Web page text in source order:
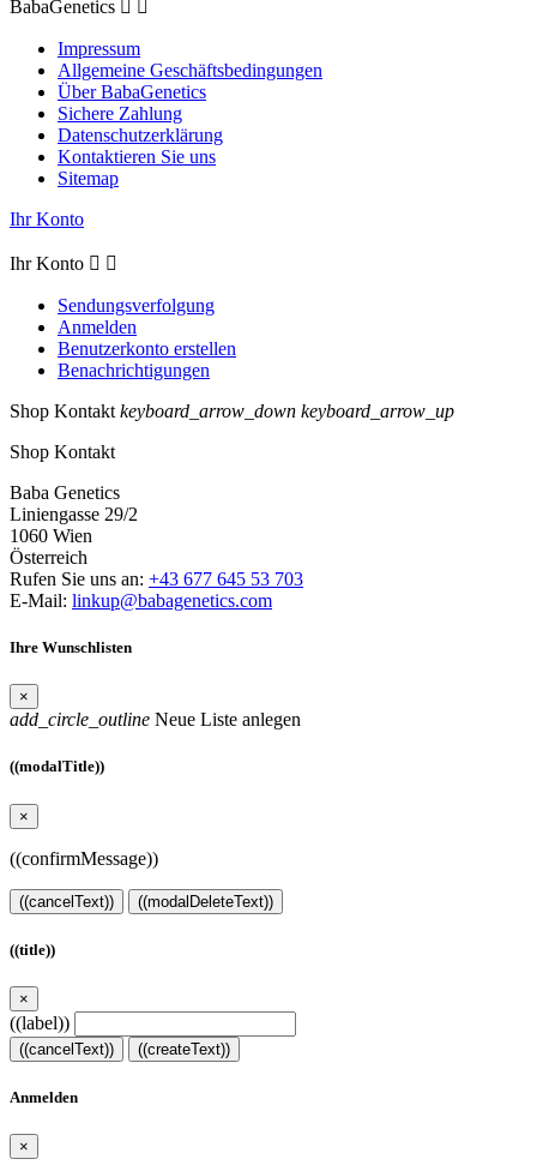
BabaGenetics
Impressum
Allgemeine Geschäftsbedingungen
Über BabaGenetics
Sichere Zahlung
Datenschutzerklärung
Kontaktieren Sie uns
Sitemap
Ihr Konto
Ihr Konto  
Sendungsverfolgung
Anmelden
Benutzerkonto erstellen
Benachrichtigungen
Shop Kontakt keyboard_arrow_down keyboard_arrow_up
Shop Kontakt
Baba Genetics
Liniengasse 29/2
1060 Wien
Österreich
Rufen Sie uns an: +43 677 645 53 703
E-Mail: linkup@babagenetics.com
Ihre Wunschlisten
×
add_circle_outline Neue Liste anlegen
((modalTitle))
×
((confirmMessage))
((cancelText)) ((modalDeleteText))
((title))
×
((label))
((cancelText)) ((createText))
Anmelden
×